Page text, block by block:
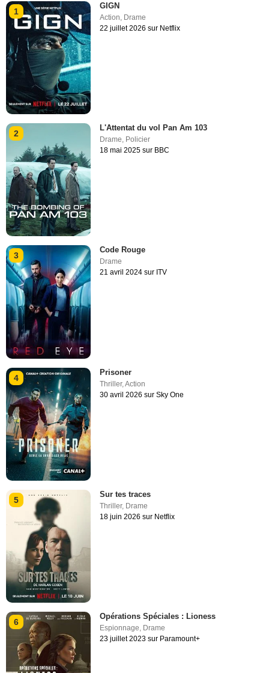
1
GIGN
Action Drame
22 juillet 2026 sur Netflix
2
L'Attentat du vol Pan Am 103
Drame, Policier
18 mai 2025 sur BBC
3
Code Rouge
Drame
21 avril 2024 sur ITV
4
Prisoner
Thriller,Action
30 avril 2026 sur Sky One
5
Sur tes traces
Thriller, Drame
18 juin 2026 sur Netflix
6
Opérations Spéciales : Lioness
Espionnage, Drame
23 juillet 2023 sur Paramount+